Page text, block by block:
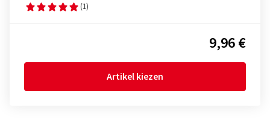
(1)
9,96 €
Artikel kiezen